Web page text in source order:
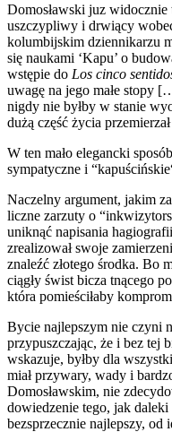
Domosławski juz
uszczypliwy i drwiący
kolumbijskim dziennikarzu
się naukami ‘Kapu’ o
wstępie do Los cinco
uwagę na jego małe stopy
nigdy nie byłby w stanie
dużą część życia
W ten mało elegancki
sympatyczne i
Naczelny argument, jakim
liczne zarzuty o
uniknąć napisania
zrealizował swoje
znaleźć złotego środka. Bo
ciągły świst bicza tnącego
która pomieściłaby
Bycie najlepszym nie czyni
przypuszczając, że i bez tej
wskazuje, byłby dla
miał przywary, wady i
Domosławskim, nie
dowiedzenie tego, jak
bezsprzecznie najlepszy, od